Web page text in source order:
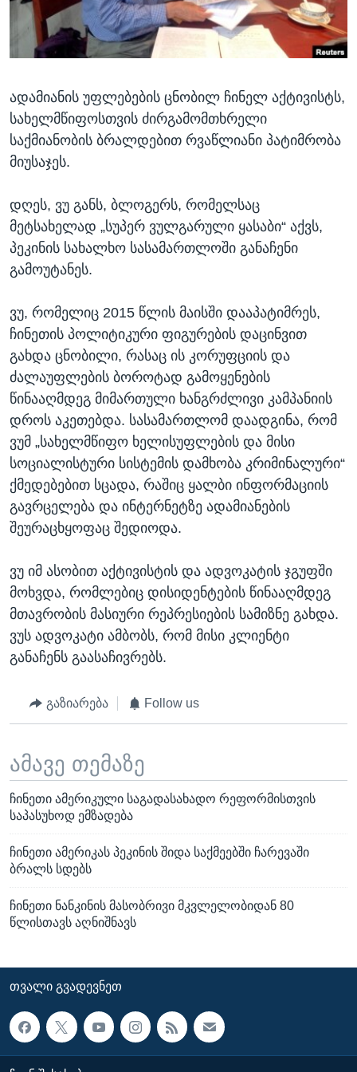
ᲡᲢᲣᲓᲘᲐ ᲕᲐᲨᲘᲜᲒᲢᲝᲜᲘ
ᲔᲙᲝᲜᲝᲛᲘᲙᲐ
ᲯᲐᲜᲛᲠᲗᲔᲚᲝᲑᲐ
ᲘᲜᲢᲔᲠᲕᲘᲣ
ᲙᲣᲚᲢᲣᲠᲐ
ᲒᲐᲚᲘᲚᲔᲝ
Learning English
ენები
ადამიანის უფლებების ცნობილ ჩინელ აქტივისტს,
სახელმწიფოსთვის ძირგამომთხრელი
საქმიანობის ბრალდებით რვაწლიანი პატიმრობა
მიუსაჯეს.
დღეს, ვუ განს, ბლოგერს, რომელსაც
მეტსახელად „სუპერ ვულგარული ყასაბი“ აქვს,
პეკინის სახალხო სასამართლოში განაჩენი
გამოუტანეს.
ვუ, რომელიც 2015 წლის მაისში დააპატიმრეს,
ჩინეთის პოლიტიკური ფიგურების დაცინვით
გახდა ცნობილი, რასაც ის კორუფციის და
ძალაუფლების ბოროტად გამოყენების
წინააღმდეგ მიმართული ხანგრძლივი კამპანიის
დროს აკეთებდა. სასამართლომ დაადგინა, რომ
ვუმ „სახელმწიფო ხელისუფლების და მისი
სოციალისტური სისტემის დამხობა კრიმინალური“
ქმედებებით სცადა, რაშიც ყალბი ინფორმაციის
გავრცელება და ინტერნეტზე ადამიანების
შეურაცხყოფაც შედიოდა.
ვუ იმ ასობით აქტივისტის და ადვოკატის ჯგუფში
მოხვდა, რომლებიც დისიდენტების წინააღმდეგ
მთავრობის მასიური რეპრესიების სამიზნე გახდა.
ვუს ადვოკატი ამბობს, რომ მისი კლიენტი
განაჩენს გაასაჩივრებს.
გაზიარება Follow us
ამავე თემაზე
ჩინეთი ამერიკული საგადასახადო რეფორმისთვის
საპასუხოდ ემზადება
ჩინეთი ამერიკას პეკინის შიდა საქმეებში ჩარევაში
ბრალს სდებს
ჩინეთი ნანკინის მასობრივი მკვლელობიდან 80
წლისთავს აღნიშნავს
ᲗᲕᲐᲚᲘ ᲒᲕᲐᲓᲔᲕᲜᲔᲗ